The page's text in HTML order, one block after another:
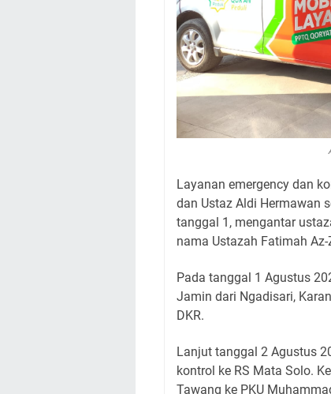
Layanan emergency dan
dan Ustaz Aldi Hermawan
tanggal 1, mengantar
nama Ustazah Fatimah
Pada tanggal 1 Agustus
Jamin dari Ngadisari,
DKR.
Lanjut tanggal 2 Agustus
kontrol ke RS Mata Solo.
Tawang ke PKU